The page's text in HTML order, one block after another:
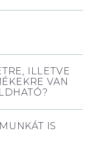
ILLETVE
VAN
IS